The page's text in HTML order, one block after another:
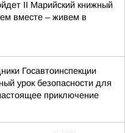
II Марийский книжный
вместе – живем в
Госавтоинспекции
урок безопасности для
приключение